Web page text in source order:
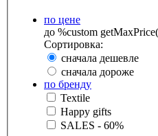
по цене
до %custom
Сортировка:
сначала дешевле
сначала дороже
по бренду
Textile
Happy gifts
SALES - 60%